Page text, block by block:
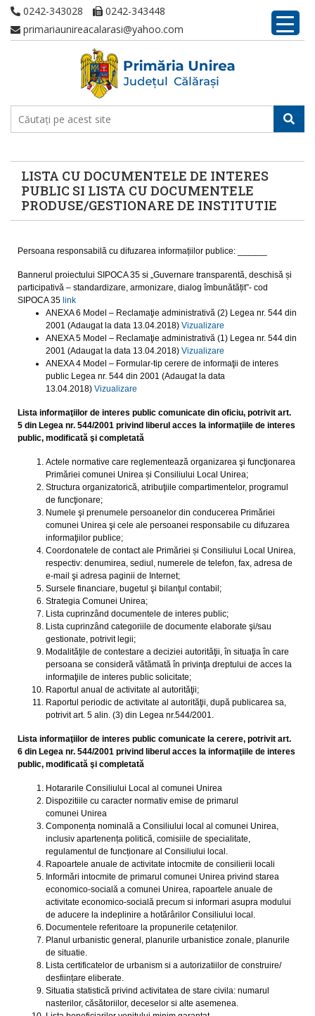
0242-343028
0242-343448
primariaunireacalarasi@yahoo.com
LISTA CU DOCUMENTELE DE INTERES
PUBLIC SI LISTA CU DOCUMENTELE
PRODUSE/GESTIONARE DE INSTITUTIE
Persoana responsabilă cu difuzarea informațiilor publice: ______
Bannerul proiectului SIPOCA 35 si „Guvernare transparentă, deschisă și
participativă – standardizare, armonizare, dialog îmbunătățit”- cod
SIPOCA 35 link
ANEXA 6 Model – Reclamaţie administrativă (2) Legea nr. 544 din
2001 (Adaugat la data 13.04.2018) Vizualizare
ANEXA 5 Model – Reclamaţie administrativă (1) Legea nr. 544 din
2001 (Adaugat la data 13.04.2018) Vizualizare
ANEXA 4 Model – Formular-tip cerere de informaţii de interes
public Legea nr. 544 din 2001 (Adaugat la data
13.04.2018) Vizualizare
Lista informaţiilor de interes public comunicate din oficiu, potrivit art.
5 din Legea nr. 544/2001 privind liberul acces la informaţiile de interes
public, modificată şi completată
Actele normative care reglementează organizarea şi funcţionarea
Primăriei comunei Unirea și Consiliului Local Unirea;
Structura organizatorică, atribuţiile compartimentelor, programul
de funcţionare;
Numele şi prenumele persoanelor din conducerea Primăriei
comunei Unirea şi cele ale persoanei responsabile cu difuzarea
informaţiilor publice;
Coordonatele de contact ale Primăriei și Consiliului Local Unirea,
respectiv: denumirea, sediul, numerele de telefon, fax, adresa de
e-mail şi adresa paginii de Internet;
Sursele financiare, bugetul şi bilanţul contabil;
Strategia Comunei Unirea;
Lista cuprinzând documentele de interes public;
Lista cuprinzând categoriile de documente elaborate şi/sau
gestionate, potrivit legii;
Modalităţile de contestare a deciziei autorităţii, în situaţia în care
persoana se consideră vătămată în privinţa dreptului de acces la
informaţiile de interes public solicitate;
Raportul anual de activitate al autorităţii;
Raportul periodic de activitate al autorităţii, după publicarea sa,
potrivit art. 5 alin. (3) din Legea nr.544/2001.
Lista informaţiilor de interes public comunicate la cerere, potrivit art.
6 din Legea nr. 544/2001 privind liberul acces la informaţiile de interes
public, modificată şi completată
Hotararile Consiliului Local al comunei Unirea
Dispozitiile cu caracter normativ emise de primarul
comunei Unirea
Componența nominală a Consiliului local al comunei Unirea,
inclusiv apartenența politică, comisiile de specialitate,
regulamentul de funcționare al Consiliului local.
Rapoartele anuale de activitate intocmite de consilierii locali
Informări intocmite de primarul comunei Unirea privind starea
economico-socială a comunei Unirea, rapoartele anuale de
activitate economico-socială precum si informari asupra modului
de aducere la indeplinire a hotărârilor Consiliului local.
Documentele referitoare la propunerile cetațenilor.
Planul urbanistic general, planurile urbanistice zonale, planurile
de situatie.
Lista certificatelor de urbanism si a autorizatiilor de construire/
desființare eliberate.
Situatia statistică privind activitatea de stare civila: numarul
nasterilor, căsătoriilor, deceselor si alte asemenea.